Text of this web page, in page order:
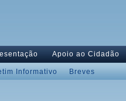
Apoio ao Cidadão
Informativo Breves